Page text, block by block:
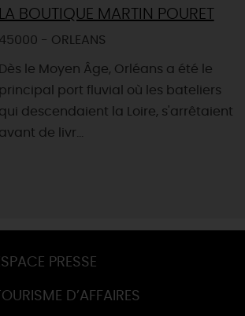
BOUTIQUE MARTIN POURET
- ORLEANS
le Moyen Âge, Orléans a été le
principal port fluvial où les bateliers
qui descendaient la Loire, s'arrêtaient
avant de livr...
PRESSE
TOURISME D’AFFAIRES